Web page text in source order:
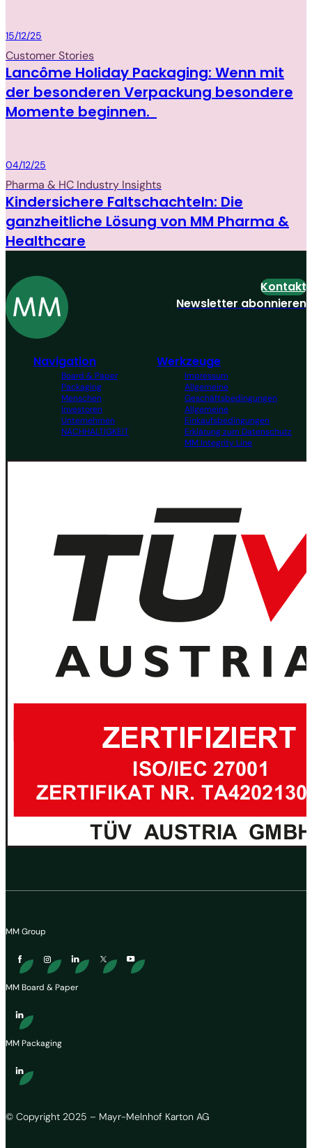
Packaging
15/12/25
Customer Stories
Lancôme Holiday Packaging: Wenn mit
der besonderen Verpackung besondere
Momente beginnen.
Packaging
04/12/25
Pharma & HC Industry Insights
Kindersichere Faltschachteln: Die
ganzheitliche Lösung von MM Pharma &
Healthcare
Navigation
Board & Paper
Packaging
Menschen
Investoren
Unternehmen
NACHHALTIGKEIT
Werkzeuge
Impressum
Allgemeine
Geschäftsbedingungen
Allgemeine
Einkaufsbedingungen
Erklärung zum Datenschutz
MM Integrity Line
Kontakt
Newsletter abonnieren
© Copyright 2025 – Mayr-Melnhof Karton AG
MM Group
MM Board & Paper
MM Packaging